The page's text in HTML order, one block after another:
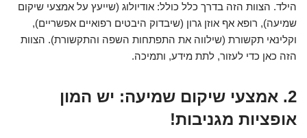
הילד. הצוות הזה בדרך כלל כולל: אודיולוג (שייעץ על אמצעי שיקום
שמיעה), רופא אף אוזן גרון (שיבדוק היבטים רפואיים אפשריים),
וקלינאי תקשורת (שילווה את התפתחות השפה והתקשורת). הצוות
הזה כאן כדי לעזור, לתת מידע, ותמיכה.
2. אמצעי שיקום שמיעה: יש המון
אופציות מגניבות!